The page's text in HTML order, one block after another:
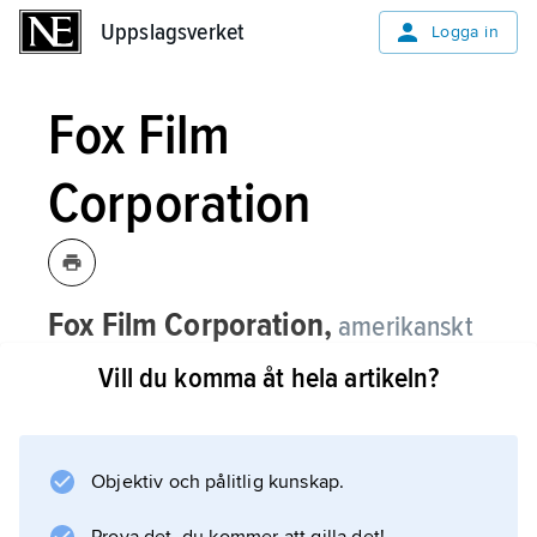
Uppslagsverket Logga in
Fox Film
Corporation
Fox Film Corporation, amerikanskt
filmbolag, grundat 1914 av William Fox
(1879–1952).
och Theda Bara som publikdragande vamp
Vill du komma åt hela artikeln?
Objektiv och pålitlig kunskap.